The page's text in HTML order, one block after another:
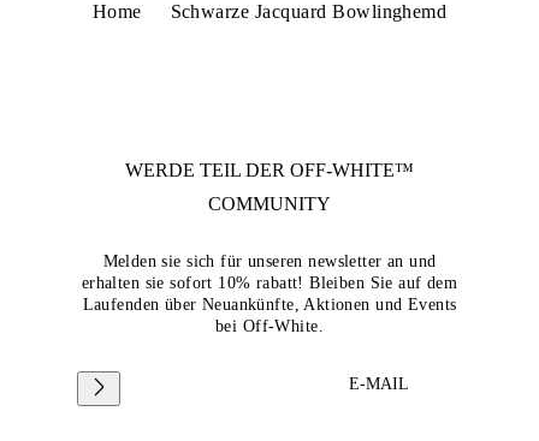
Home Schwarze Jacquard Bowlinghemd
WERDE TEIL DER OFF-WHITE™
COMMUNITY
Melden sie sich für unseren newsletter an und
erhalten sie sofort 10% rabatt! Bleiben Sie auf dem
Laufenden über Neuankünfte, Aktionen und Events
bei Off-White.
E-MAIL